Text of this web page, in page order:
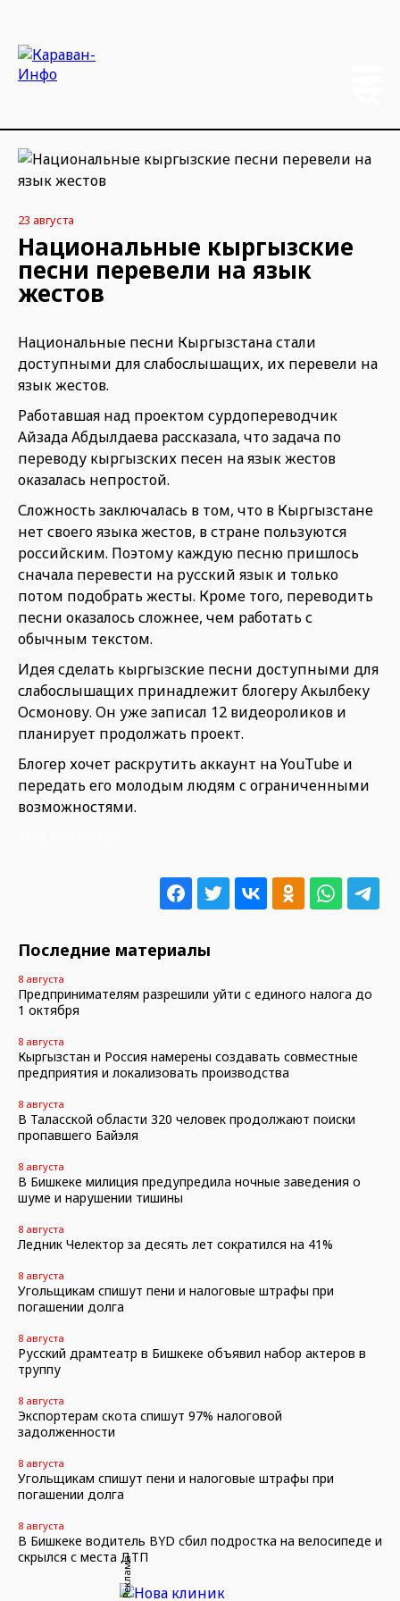
23 августа
Национальные кыргызские
песни перевели на язык
жестов
Национальные песни Кыргызстана стали
доступными для слабослышащих, их перевели на
язык жестов.
Работавшая над проектом сурдопереводчик
Айзада Абдылдаева рассказала, что задача по
переводу кыргызских песен на язык жестов
оказалась непростой.
Сложность заключалась в том, что в Кыргызстане
нет своего языка жестов, в стране пользуются
российским. Поэтому каждую песню пришлось
сначала перевести на русский язык и только
потом подобрать жесты. Кроме того, переводить
песни оказалось сложнее, чем работать с
обычным текстом.
Идея сделать кыргызские песни доступными для
слабослышащих принадлежит блогеру Акылбеку
Осмонову. Он уже записал 12 видеороликов и
планирует продолжать проект.
Блогер хочет раскрутить аккаунт на YouTube и
передать его молодым людям с ограниченными
возможностями.
Последние материалы
8 августа
Предпринимателям разрешили уйти с единого налога до
1 октября
8 августа
Кыргызстан и Россия намерены создавать совместные
предприятия и локализовать производства
8 августа
В Таласской области 320 человек продолжают поиски
пропавшего Байэля
8 августа
В Бишкеке милиция предупредила ночные заведения о
шуме и нарушении тишины
8 августа
Ледник Челектор за десять лет сократился на 41%
8 августа
Угольщикам спишут пени и налоговые штрафы при
погашении долга
8 августа
Русский драмтеатр в Бишкеке объявил набор актеров в
труппу
8 августа
Экспортерам скота спишут 97% налоговой
задолженности
8 августа
Угольщикам спишут пени и налоговые штрафы при
погашении долга
8 августа
В Бишкеке водитель BYD сбил подростка на велосипеде и
скрылся с места ДТП
Реклама